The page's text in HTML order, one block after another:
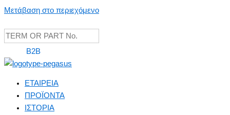
Μετάβαση στο περιεχόμενο
B2B
ΕΤΑΙΡΕΙΑ
ΠΡΟΪΟΝΤΑ
ΙΣΤΟΡΙΑ